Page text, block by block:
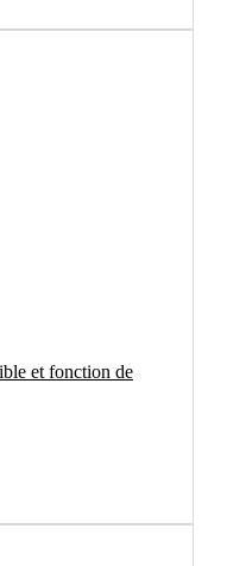
et fonction de